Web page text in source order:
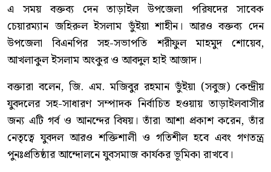
এ সময় বক্তব্য দেন তাড়াইল উপজেলা পরিষদের সাবেক
চেয়ারম্যান জহিরুল ইসলাম ভুঁইয়া শাহীন। আরও বক্তব্য দেন
উপজেলা বিএনপির সহ-সভাপতি শরীফুল মাহমুদ শোয়েব,
আখলাকুল ইসলাম অংকুর ও আবদুল হাই আজাদ।
বক্তারা বলেন, জি. এম. মজিবুর রহমান ভুঁইয়া (সবুজ) কেন্দ্রীয়
যুবদলের সহ-সাধারণ সম্পাদক নির্বাচিত হওয়ায় তাড়াইলবাসীর
জন্য এটি গর্ব ও আনন্দের বিষয়। তাঁরা আশা প্রকাশ করেন, তাঁর
নেতৃত্বে যুবদল আরও শক্তিশালী ও গতিশীল হবে এবং গণতন্ত্র
পুনঃপ্রতিষ্ঠার আন্দোলনে যুবসমাজ কার্যকর ভূমিকা রাখবে।